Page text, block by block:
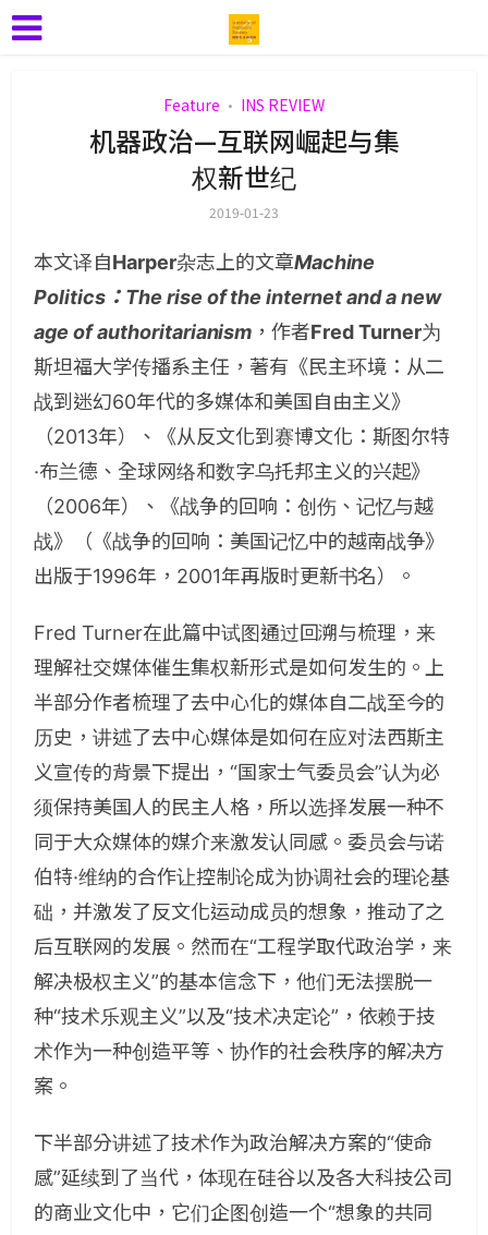
Feature • INS REVIEW
机器政治—互联网崛起与集
权新世纪
2019-01-23
本文译自Harper杂志上的文章Machine
Politics：The rise of the internet and a new
age of authoritarianism ，作者Fred Turner为
斯坦福大学传播系主任，著有《民主环境：从二
战到迷幻60年代的多媒体和美国自由主义》
（2013年）、《从反文化到赛博文化：斯图尔特
·布兰德、全球网络和数字乌托邦主义的兴起》
（2006年）、《战争的回响：创伤、记忆与越
战》（《战争的回响：美国记忆中的越南战争》
出版于1996年，2001年再版时更新书名）。
Fred Turner在此篇中试图通过回溯与梳理，来
理解社交媒体催生集权新形式是如何发生的。上
半部分作者梳理了去中心化的媒体自二战至今的
历史，讲述了去中心媒体是如何在应对法西斯主
义宣传的背景下提出，“国家士气委员会”认为必
须保持美国人的民主人格，所以选择发展一种不
同于大众媒体的媒介来激发认同感。委员会与诺
伯特·维纳的合作让控制论成为协调社会的理论基
础，并激发了反文化运动成员的想象，推动了之
后互联网的发展。然而在“工程学取代政治学，来
解决极权主义”的基本信念下，他们无法摆脱一
种“技术乐观主义”以及“技术决定论”，依赖于技
术作为一种创造平等、协作的社会秩序的解决方
案。
下半部分讲述了技术作为政治解决方案的“使命
感”延续到了当代，体现在硅谷以及各大科技公司
的商业文化中，它们企图创造一个“想象的共同